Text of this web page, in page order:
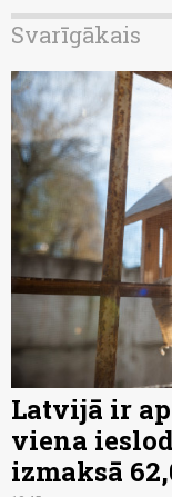
Svarīgākais
Latvijā ir
viena
izmaksā